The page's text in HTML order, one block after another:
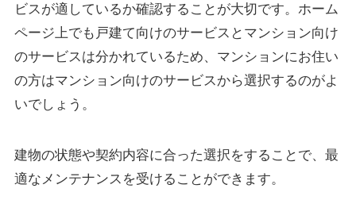
ビスが適しているか確認することが大切です。ホーム
ページ上でも戸建て向けのサービスとマンション向け
のサービスは分かれているため、マンションにお住い
の方はマンション向けのサービスから選択するのがよ
いでしょう。
建物の状態や契約内容に合った選択をすることで、最
適なメンテナンスを受けることができます。